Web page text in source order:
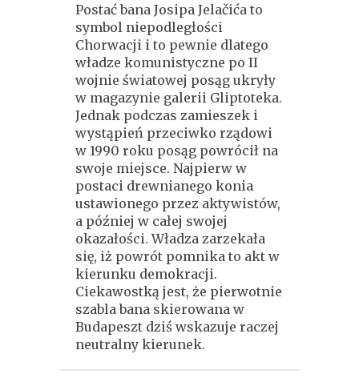
Postać bana Josipa Jelačića to
symbol niepodległości
Chorwacji i to pewnie dlatego
władze komunistyczne po II
wojnie światowej posąg ukryły
w magazynie galerii Gliptoteka.
Jednak podczas zamieszek i
wystąpień przeciwko rządowi
w 1990 roku posąg powrócił na
swoje miejsce. Najpierw w
postaci drewnianego konia
ustawionego przez aktywistów,
a później w całej swojej
okazałości. Władza zarzekała
się, iż powrót pomnika to akt w
kierunku demokracji.
Ciekawostką jest, że pierwotnie
szabla bana skierowana w
Budapeszt dziś wskazuje raczej
neutralny kierunek.